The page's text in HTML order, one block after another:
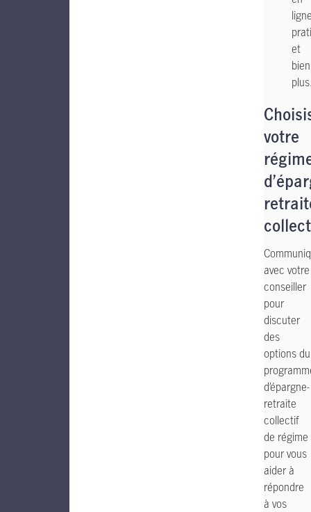
et
bien
votre
avec votre
conseiller
pour
discuter
des
options du
d’épargne-
retraite
collectif
de régime
pour vous
aider à
répondre
à vos